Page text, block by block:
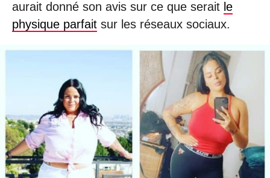
aurait donné son avis sur ce que serait le
physique parfait sur les réseaux sociaux.